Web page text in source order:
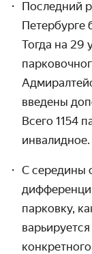
Последний
Петербурге
Тогда на 29
введены
Всего 1154
инвалидное.
С середины
парковку,